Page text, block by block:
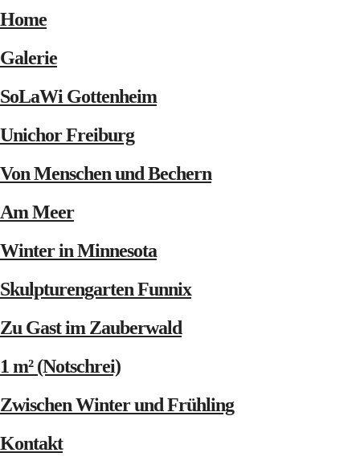
Home
Galerie
SoLaWi Gottenheim
Unichor Freiburg
Von Menschen und Bechern
Am Meer
Winter in Minnesota
Skulpturengarten Funnix
Zu Gast im Zauberwald
1 m² (Notschrei)
Zwischen Winter und Frühling
Kontakt